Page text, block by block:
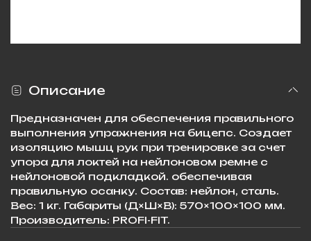
Описание
Предназначен для обеспечения правильного
выполнения упражнения на бицепс. Создает
изоляцию мышц рук при тренировке за счет
упора для локтей на нейлоновом ремне с
нейлоновой подкладкой. обеспечивая
правильную осанку. Состав: нейлон, сталь.
Вес: 1 кг. Габариты (Д×Ш×В): 570×100×100 мм.
Производитель: PROFI-FIT.